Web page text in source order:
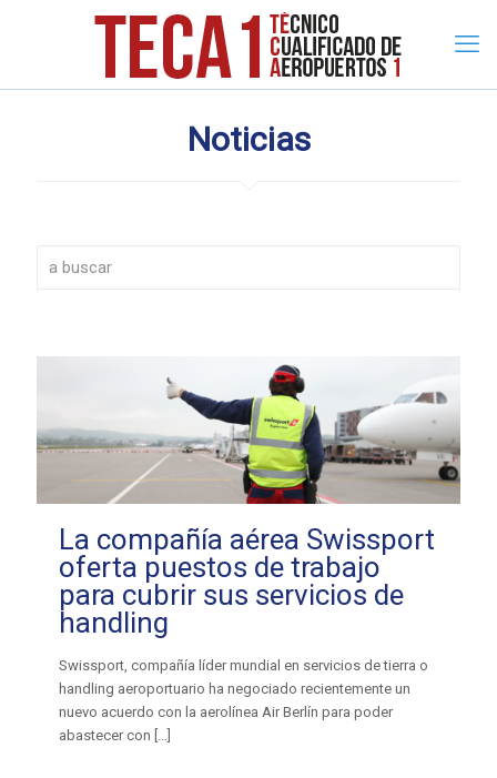
Noticias
La compañía aérea Swissport
oferta puestos de trabajo
para cubrir sus servicios de
handling
Swissport, compañía líder mundial en servicios de tierra o
handling aeroportuario ha negociado recientemente un
nuevo acuerdo con la aerolínea Air Berlín para poder
abastecer con […]